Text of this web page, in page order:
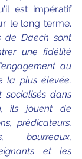
est impératif
le long terme.
de Daech sont
une fidélité
au
la plus élevée.
socialisés dans
ils jouent de
prédicateurs,
bourreaux,
et les